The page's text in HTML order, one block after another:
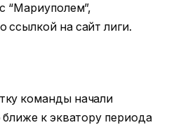
“Мариуполем”,
на сайт лиги.
команды начали
к экватору периода